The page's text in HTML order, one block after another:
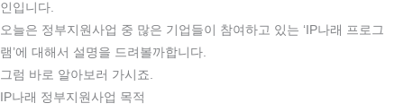
인입니다.
오늘은 정부지원사업 중 많은 기업들이 참여하고 있는 ‘IP나래 프로그
램’에 대해서 설명을 드려볼까합니다.​
그럼 바로 알아보러 가시죠.
IP나래 정부지원사업 목적